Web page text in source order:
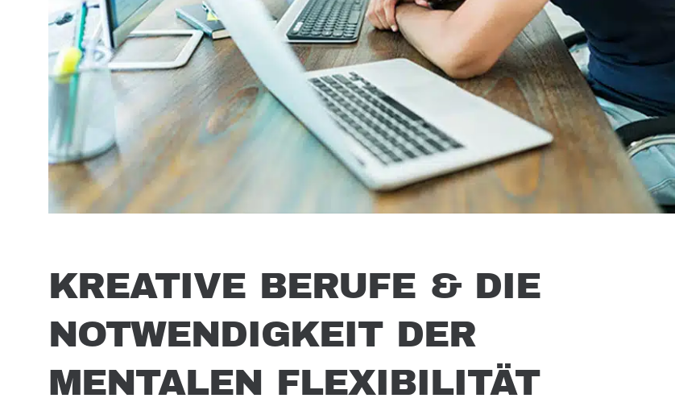
KREATIVE BERUFE & DIE
NOTWENDIGKEIT DER
MENTALEN FLEXIBILITÄT